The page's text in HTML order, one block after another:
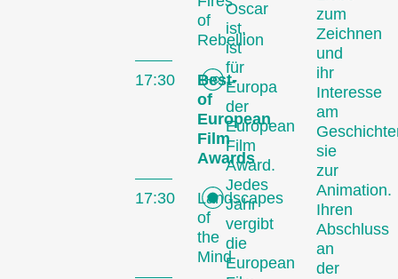
of
Rebellion
17:30
Best-
of
European
Film
Awards
17:30
Landscapes
of
the
Mind
Oscar
ist,
ist
für
Europa
der
European
Film
Award.
Jedes
Jahr
vergibt
die
European
zum
Zeichnen
und
ihr
Interesse
am
sie
zur
Animation.
Ihren
Abschluss
an
der